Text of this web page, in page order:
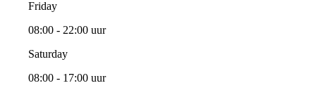
Friday
08:00 - 22:00 uur
Saturday
08:00 - 17:00 uur